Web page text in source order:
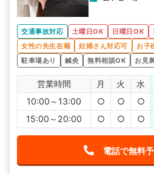
交通事故対応 土曜日OK 日曜日OK
女性の先生在籍
妊婦さん対応可 お子
駐車場あり
鍼灸 無料相談OK お見
営業時間 月 火 水
10:00～13:00
○ ○ ○
15:00～20:00
○ ○ ○
電話で無料